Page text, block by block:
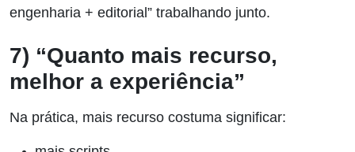
engenharia + editorial” trabalhando junto.
7) “Quanto mais recurso,
melhor a experiência”
Na prática, mais recurso costuma significar: